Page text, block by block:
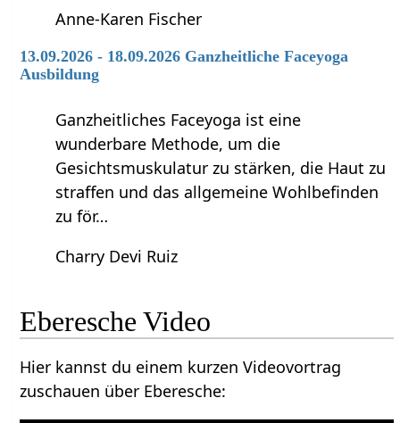
Anne-Karen Fischer
13.09.2026 - 18.09.2026 Ganzheitliche Faceyoga
Ausbildung
Ganzheitliches Faceyoga ist eine
wunderbare Methode, um die
Gesichtsmuskulatur zu stärken, die Haut zu
straffen und das allgemeine Wohlbefinden
zu för…
Charry Devi Ruiz
Eberesche Video
Hier kannst du einem kurzen Videovortrag
zuschauen über Eberesche: